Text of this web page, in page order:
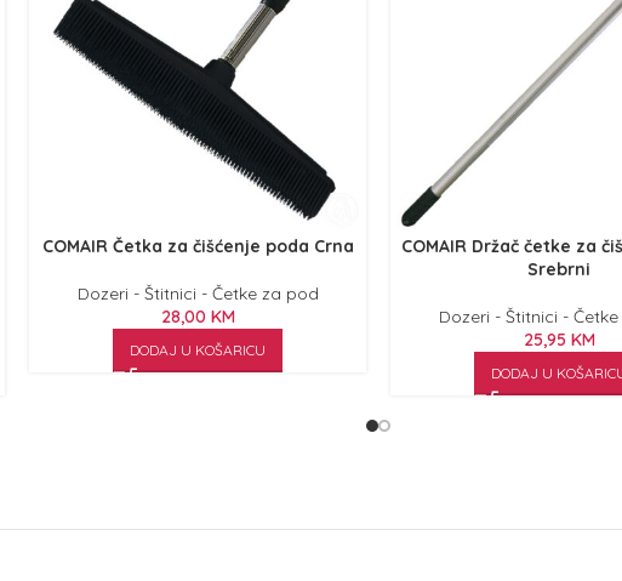
COMAIR Četka za čišćenje poda Crna
Dozeri - Štitnici - Četke za pod
28,00 KM
DODAJ U KOŠARICU
COMAIR Držač četke za
Srebrni
Dozeri - Štitnici -
25,95 KM
DODAJ U